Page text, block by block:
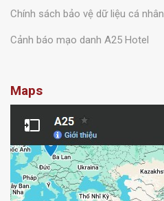
Chính sách bảo vệ dữ liệu cá nhân
Cảnh báo mạo danh A25 Hotel
Maps